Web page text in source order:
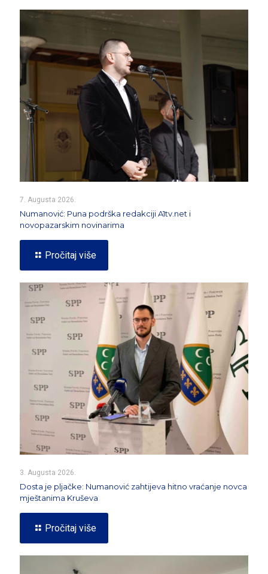
7. Augusta 2026.
Numanović: Puna podrška redakciji A1tv.net i
novopazarskim novinarima
Pročitaj više
3. Augusta 2026.
Dosta je pljačke: Numanović zahtijeva hitno vraćanje novca
mještanima Kruševa
Pročitaj više